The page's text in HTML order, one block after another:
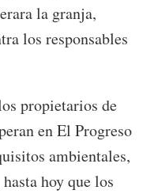
la granja,
los responsables
propietarios de
en El Progreso
ambientales,
hoy que los